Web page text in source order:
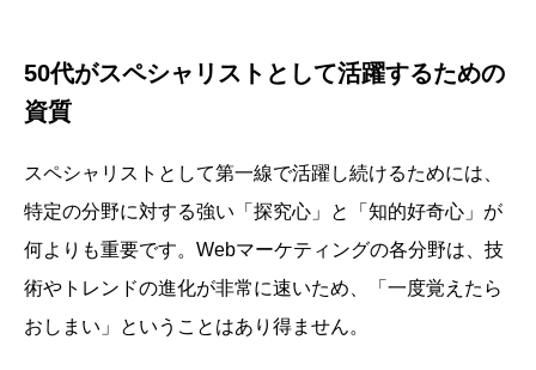
50代がスペシャリストとして活躍するための
資質
スペシャリストとして第一線で活躍し続けるためには、
特定の分野に対する強い「探究心」と「知的好奇心」が
何よりも重要です。Webマーケティングの各分野は、技
術やトレンドの進化が非常に速いため、「一度覚えたら
おしまい」ということはあり得ません。